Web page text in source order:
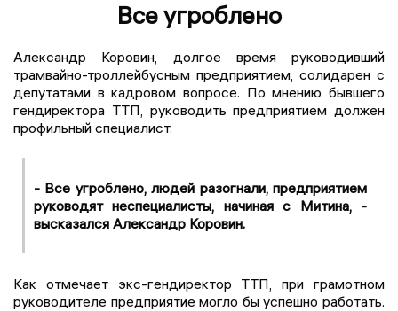
Все угроблено
Александр Коровин, долгое время руководивший
трамвайно-троллейбусным предприятием, солидарен с
депутатами в кадровом вопросе. По мнению бывшего
гендиректора ТТП, руководить предприятием должен
профильный специалист.
- Все угроблено, людей разогнали, предприятием
руководят неспециалисты, начиная с Митина, -
высказался Александр Коровин.
Как отмечает экс-гендиректор ТТП, при грамотном
руководителе предприятие могло бы успешно работать.